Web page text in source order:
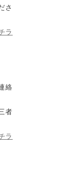
さ
ラ
絡
者
ラ